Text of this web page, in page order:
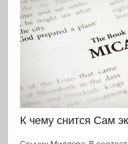
К чему снится Сам